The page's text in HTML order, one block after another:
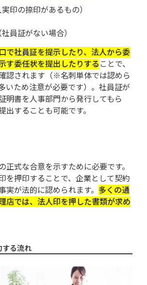
印の捺印があるもの）
員証がない場合）
で社員証を提示したり、法人から委
す委任状を提出したりする ことで、
認されます（※名刺単体では認めら
いため注意が必要です）。社員証が
明書を人事部門から発行してもら
出することも可能です。
正式な合意を示すために必要です。
を押印することで、企業として契約
実が法的に認められます。 多くの通
店では、法人印を押した書類が求め
する流れ